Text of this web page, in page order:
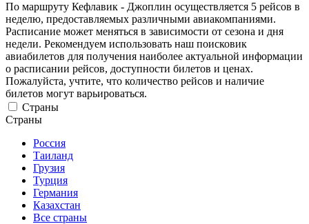
По маршруту Кефлавик - Джоплин осуществляется 5 рейсов в
неделю, предоставляемых различными авиакомпаниями.
Расписание может меняться в зависимости от сезона и дня
недели. Рекомендуем использовать наш поисковик
авиабилетов для получения наиболее актуальной информации
о расписании рейсов, доступности билетов и ценах.
Пожалуйста, учтите, что количество рейсов и наличие
билетов могут варьироваться.
Страны
Страны
Россия
Таиланд
Грузия
Турция
Германия
Казахстан
Все страны